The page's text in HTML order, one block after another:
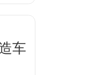
车